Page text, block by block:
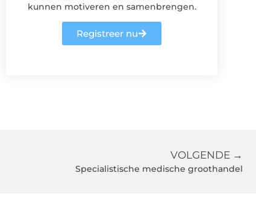
kunnen motiveren en samenbrengen.
Registreer nu
VOLGENDE →
Specialistische medische groothandel